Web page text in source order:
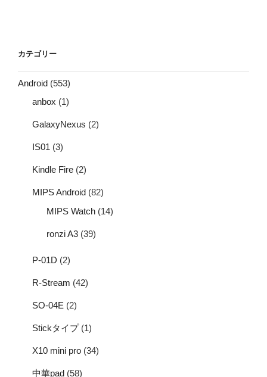
カテゴリー
Android (553)
anbox (1)
GalaxyNexus (2)
IS01 (3)
Kindle Fire (2)
MIPS Android (82)
MIPS Watch (14)
ronzi A3 (39)
P-01D (2)
R-Stream (42)
SO-04E (2)
Stickタイプ(1)
X10 mini pro (34)
中華pad (58)